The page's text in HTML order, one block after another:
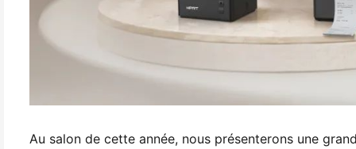
Au salon de cette année, nous présenterons une